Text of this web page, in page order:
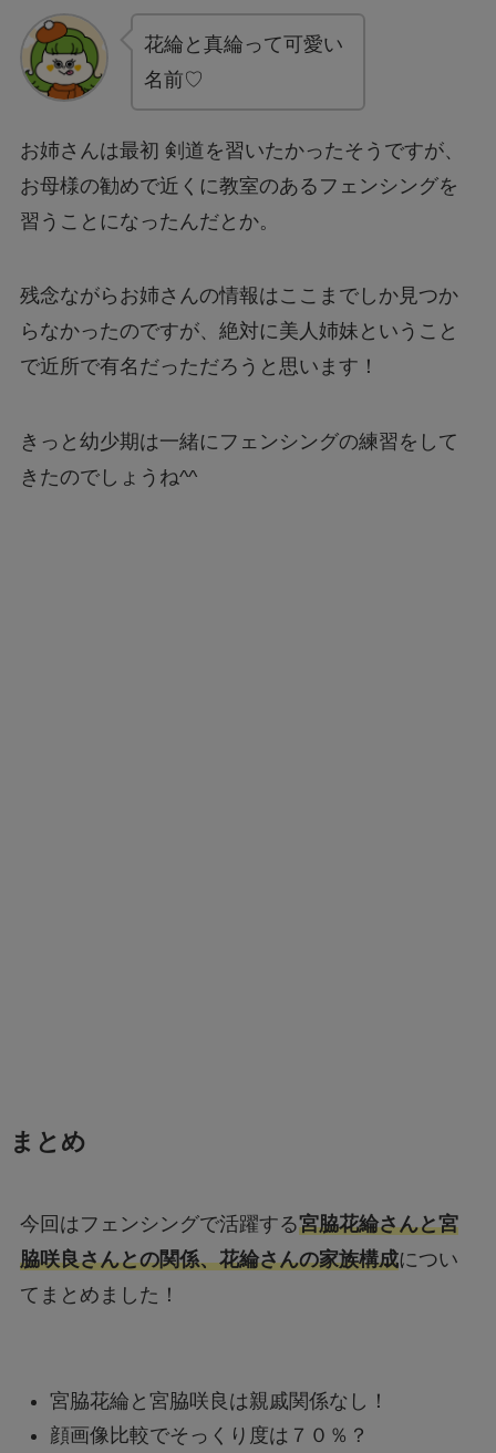
花綸と真綸って可愛い
名前♡
お姉さんは最初 剣道を習いたかったそうですが、
お母様の勧めで近くに教室のあるフェンシングを
習うことになったんだとか。
残念ながらお姉さんの情報はここまでしか見つか
らなかったのですが、絶対に美人姉妹ということ
で近所で有名だっただろうと思います！
きっと幼少期は一緒にフェンシングの練習をして
きたのでしょうね^^
まとめ
今回はフェンシングで活躍する宮脇花綸さんと宮
脇咲良さんとの関係、花綸さんの家族構成につい
てまとめました！
宮脇花綸と宮脇咲良は親戚関係なし！
顔画像比較でそっくり度は７０％？